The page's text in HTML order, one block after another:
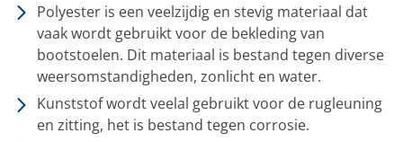
Polyester is een veelzijdig en stevig materiaal dat
vaak wordt gebruikt voor de bekleding van
bootstoelen. Dit materiaal is bestand tegen diverse
weersomstandigheden, zonlicht en water.
Kunststof wordt veelal gebruikt voor de rugleuning
en zitting, het is bestand tegen corrosie.